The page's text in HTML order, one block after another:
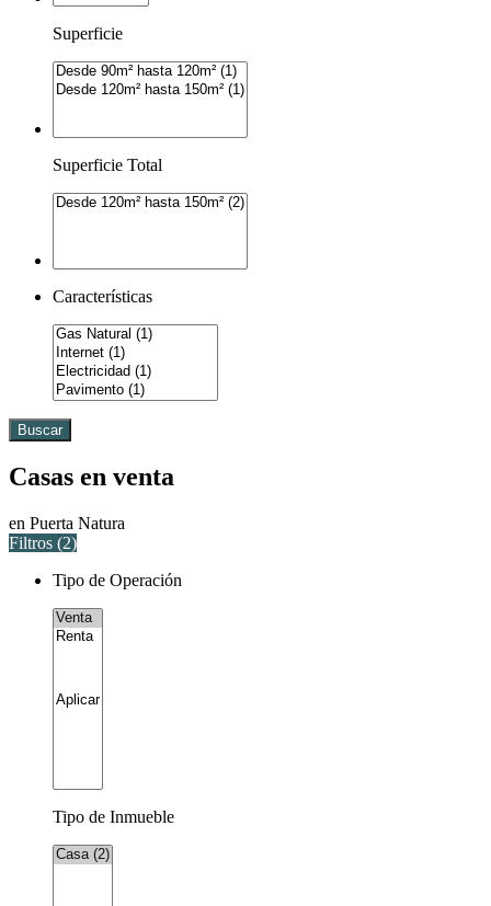
Superficie
Superficie Total
Características
Buscar
Casas en venta
en Puerta Natura
Filtros (2)
Tipo de Operación
Tipo de Inmueble